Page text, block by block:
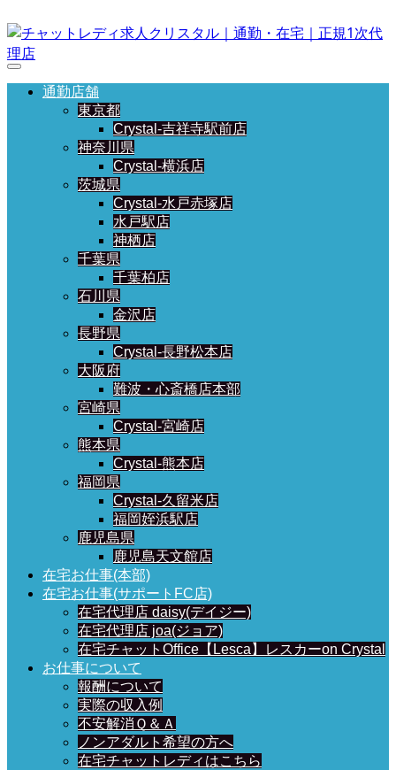
通勤店舗
東京都
Crystal-吉祥寺駅前店
神奈川県
Crystal-横浜店
茨城県
Crystal-水戸赤塚店
水戸駅店
神栖店
千葉県
千葉柏店
石川県
金沢店
長野県
Crystal-長野松本店
大阪府
難波・心斎橋店本部
宮崎県
Crystal-宮崎店
熊本県
Crystal-熊本店
福岡県
Crystal-久留米店
福岡姪浜駅店
鹿児島県
鹿児島天文館店
在宅お仕事(本部)
在宅お仕事(サポートFC店)
在宅代理店 daisy(デイジー)
在宅代理店 joa(ジョア)
在宅チャットOffice【Lesca】レスカーon Crystal
お仕事について
報酬について
実際の収入例
不安解消Ｑ＆Ａ
ノンアダルト希望の方へ
在宅チャットレディはこちら